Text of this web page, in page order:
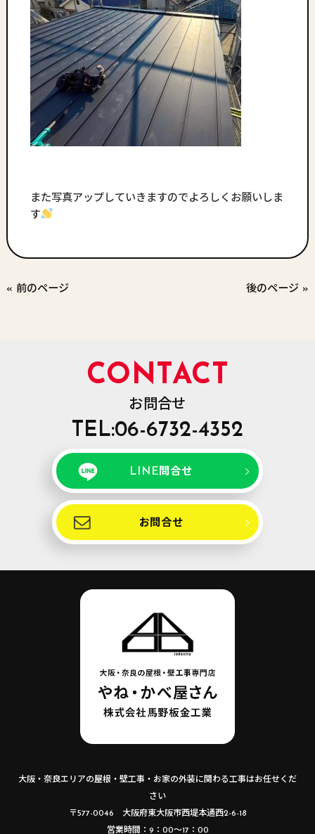
また写真アップしていきますのでよろしくお願いしま
す
« 前のページ 後のページ »
CONTACT
お問合せ
TEL:06-6732-4352
LINE問合せ
お問合せ
大阪・奈良エリアの屋根・壁工事・お家の外装に関わる工事はお任せくだ
さい
〒577-0046 大阪府東大阪市西堤本通西2-6-18
営業時間：9：00～17：00